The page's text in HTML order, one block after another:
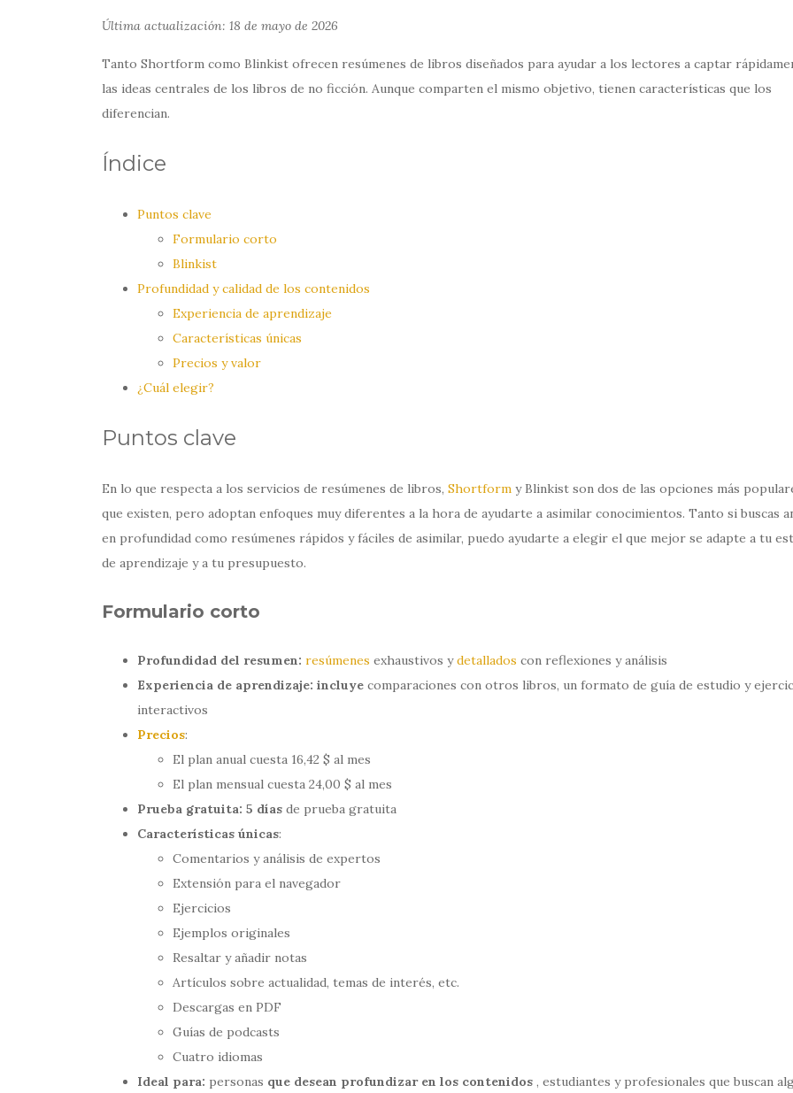
Última actualización: 18 de mayo de 2026
Tanto Shortform como Blinkist ofrecen resúmenes de libros diseñados para ayudar a los lectores a captar
las ideas centrales de los libros de no ficción. Aunque comparten el mismo objetivo, tienen características que los
diferencian.
Índice
Puntos clave
Formulario corto
Blinkist
Profundidad y calidad de los contenidos
Experiencia de aprendizaje
Características únicas
Precios y valor
¿Cuál elegir?
Puntos clave
En lo que respecta a los servicios de resúmenes de libros, Shortformy Blinkist son dos de las opciones más
que existen, pero adoptan enfoques muy diferentes a la hora de ayudarte a asimilar conocimientos. Tanto si buscas
en profundidad como resúmenes rápidos y fáciles de asimilar, puedo ayudarte a elegir el que mejor se adapte a tu
de aprendizaje y a tu presupuesto.
Formulario corto
Profundidad del resumen: resúmenes exhaustivos ydetallados con reflexiones y análisis
Experiencia de aprendizaje: incluye comparaciones con otros libros, un formato de guía de estudio y
interactivos
Precios:
El plan anual cuesta 16,42 $ al mes
El plan mensual cuesta 24,00 $ al mes
Prueba gratuita: 5 días de prueba gratuita
Características únicas:
Comentarios y análisis de expertos
Extensión para el navegador
Ejercicios
Ejemplos originales
Resaltar y añadir notas
Artículos sobre actualidad, temas de interés, etc.
Descargas en PDF
Guías de podcasts
Cuatro idiomas
Ideal para: personas que desean profundizar en los contenidos , estudiantes y profesionales que buscan